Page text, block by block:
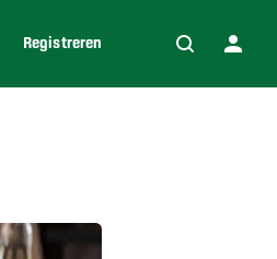
Registreren